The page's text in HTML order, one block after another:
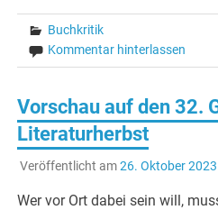
Buchkritik
Kommentar hinterlassen
Vorschau auf den 32.
Literaturherbst
Veröffentlicht am26. Oktober 2023
Wer vor Ort dabei sein will,